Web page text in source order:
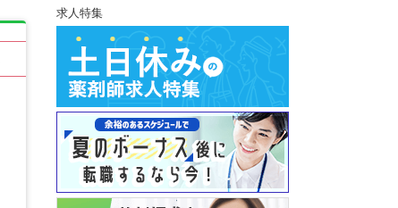
求人特集